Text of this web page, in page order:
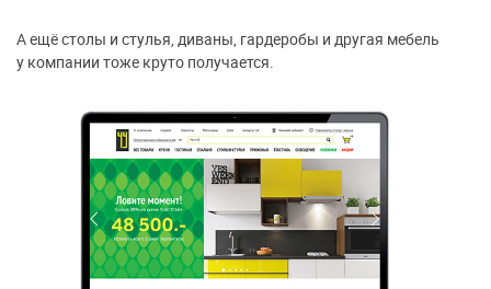
А ещё столы и стулья, диваны, гардеробы и другая мебель
у компании тоже круто получается.